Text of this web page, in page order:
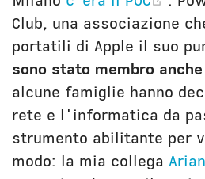
Club, una associazione
portatili di Apple il suo
sono stato membro
alcune famiglie hanno
rete e l'informatica da
strumento abilitante per
modo: la mia collega